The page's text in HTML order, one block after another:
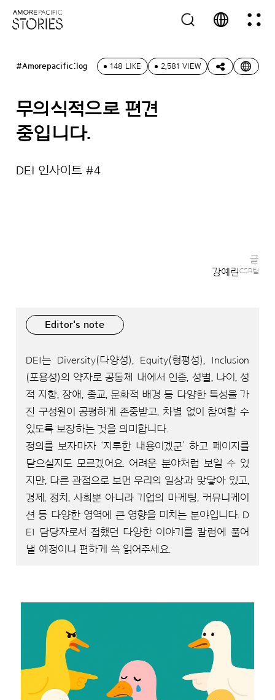
#Amorepacific:log 148 LIKE 2,581 VIEW
무의식적으로 편견
중입니다.
DEI 인사이트 #4
글
강예린 CSR팀
Editor's note
DEI는 Diversity(다양성), Equity(형평성), Inclusion
(포용성)의 약자로 공동체 내에서 인종, 성별, 나이, 성
적 지향, 장애, 종교, 문화적 배경 등 다양한 특성을 가
진 구성원이 공평하게 존중받고, 차별 없이 참여할 수
있도록 보장하는 것을 의미합니다.
정의를 보자마자 ‘지루한 내용이겠군’ 하고 페이지를
닫으실지도 모르겠어요. 어려운 분야처럼 보일 수 있
지만, 다른 관점으로 보면 우리의 일상과 맞닿아 있고,
경제, 정치, 사회뿐 아니라 기업의 마케팅, 커뮤니케이
션 등 다양한 영역에 큰 영향을 미치는 분야입니다. D
EI 담당자로서 접했던 다양한 이야기를 칼럼에 풀어
낼 예정이니 편하게 쓱 읽어주세요.